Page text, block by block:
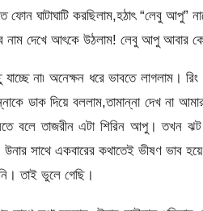
ফোন ঘাটাঘাটি করছিলাম,হঠাৎ “লেবু
দেখে আৎকে উঠলাম! লেবু আপু আবার
যাচ্ছে না৷ অনেক্ষন ধরে ভাবতে
ডাক দিয়ে বললাম,তামান্না দেখ না
বলে তাজরীন এটা শিরিন আপু। তখন
উনার সাথে একবারের কথাতেই ভীষণ ভাব
তাই ভুলে গেছি।